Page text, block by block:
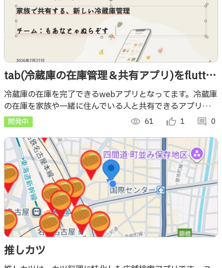
tab(冷蔵庫の在庫管理＆共有アプリ)をflutter
を使って開発
冷蔵庫の在庫を完了できるwebアプリとなってます。冷蔵庫
の在庫を家族や一緒に住んでいる人と共有できるアプリを作
成しています。
開発中 visibility 61 thumb_up_alt 1 comment 0
推しカツ